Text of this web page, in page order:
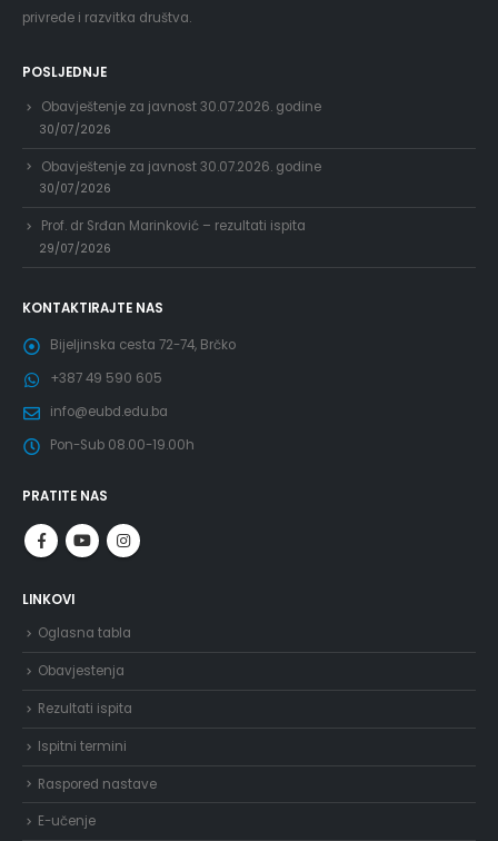
privrede i razvitka društva.
POSLJEDNJE
Obavještenje za javnost 30.07.2026. godine
30/07/2026
Obavještenje za javnost 30.07.2026. godine
30/07/2026
Prof. dr Srđan Marinković – rezultati ispita
29/07/2026
KONTAKTIRAJTE NAS
Bijeljinska cesta 72-74, Brčko
+387 49 590 605
info@eubd.edu.ba
Pon-Sub 08.00-19.00h
PRATITE NAS
LINKOVI
Oglasna tabla
Obavjestenja
Rezultati ispita
Ispitni termini
Raspored nastave
E-učenje